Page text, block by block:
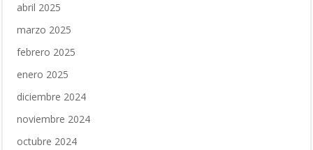
abril 2025
marzo 2025
febrero 2025
enero 2025
diciembre 2024
noviembre 2024
octubre 2024